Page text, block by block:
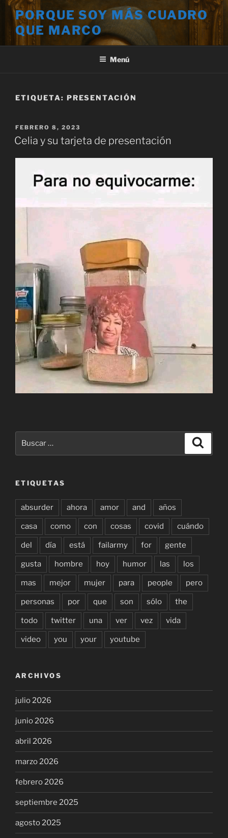
Saltar
contenido
PORQUE SOY MÁS CUADRO
QUE MARCO
Menú
ETIQUETA: PRESENTACIÓN
PUBLICADO
EL
FEBRERO 8, 2023
Celia y su tarjeta de presentación
ETIQUETAS
absurder ahora amor and años
casa como con cosas covid cuándo
del día está failarmy for gente
gusta hombre hoy humor las los
mas mejor mujer para people pero
personas por que son sólo the
todo twitter una ver vez vida
video you your youtube
ARCHIVOS
julio 2026
junio 2026
abril 2026
marzo 2026
febrero 2026
septiembre 2025
agosto 2025